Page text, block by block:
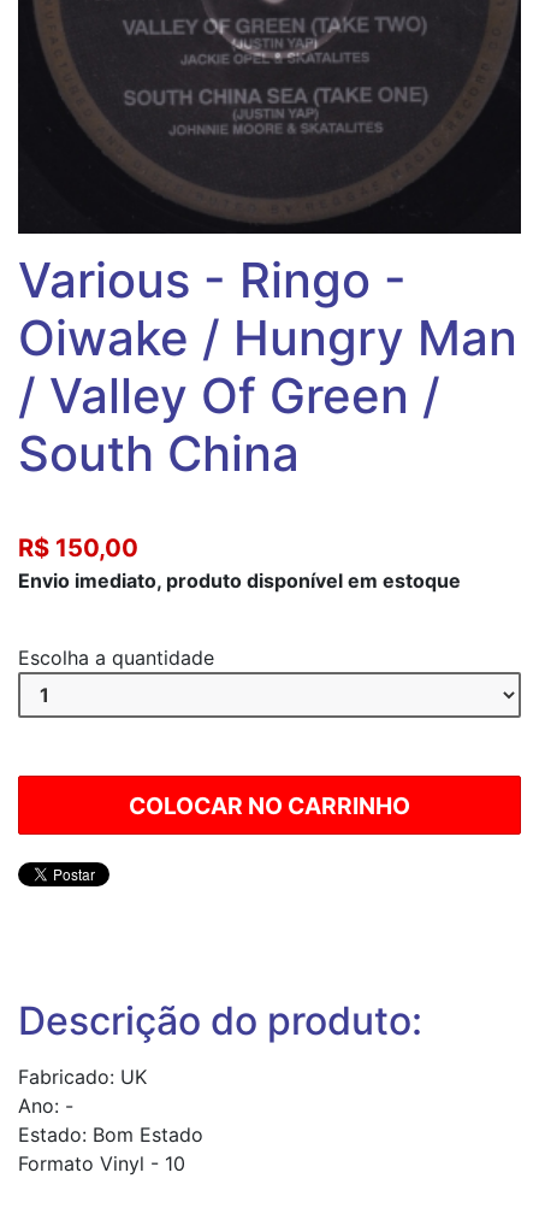
Various ‎- Ringo -
Oiwake / Hungry Man
/ Valley Of Green /
South China
R$ 150,00
Envio imediato, produto disponível em estoque
Escolha a quantidade
Descrição do produto:
Fabricado: UK
Ano: -
Estado: Bom Estado
Formato Vinyl - 10